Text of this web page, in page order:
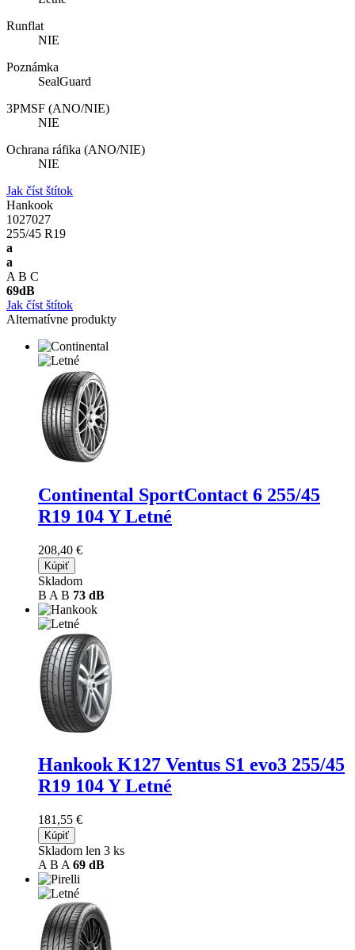
Runflat
NIE
Poznámka
SealGuard
3PMSF (ANO/NIE)
NIE
Ochrana ráfika (ANO/NIE)
NIE
Jak číst štítok
Hankook
1027027
255/45 R19
a
a
A B C
69dB
Jak číst štítok
Alternatívne produkty
Continental SportContact 6 255/45
R19 104 Y Letné
208,40 €
Kúpiť
Skladom
B A B 73 dB
Hankook K127 Ventus S1 evo3 255/45
R19 104 Y Letné
181,55 €
Kúpiť
Skladom len 3 ks
A B A 69 dB